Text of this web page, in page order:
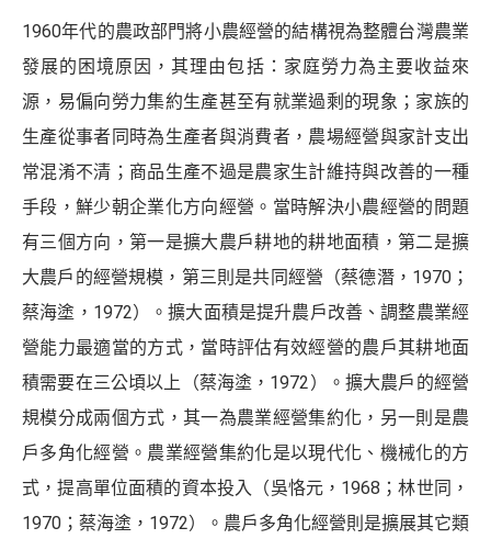
1960年代的農政部門將小農經營的結構視為整體台灣農業
發展的困境原因，其理由包括：家庭勞力為主要收益來
源，易偏向勞力集約生產甚至有就業過剩的現象；家族的
生產從事者同時為生產者與消費者，農場經營與家計支出
常混淆不清；商品生產不過是農家生計維持與改善的一種
手段，鮮少朝企業化方向經營。當時解決小農經營的問題
有三個方向，第一是擴大農戶耕地的耕地面積，第二是擴
大農戶的經營規模，第三則是共同經營（蔡德潛，1970；
蔡海塗，1972）。擴大面積是提升農戶改善、調整農業經
營能力最適當的方式，當時評估有效經營的農戶其耕地面
積需要在三公頃以上（蔡海塗，1972）。擴大農戶的經營
規模分成兩個方式，其一為農業經營集約化，另一則是農
戶多角化經營。農業經營集約化是以現代化、機械化的方
式，提高單位面積的資本投入（吳恪元，1968；林世同，
1970；蔡海塗，1972）。農戶多角化經營則是擴展其它類